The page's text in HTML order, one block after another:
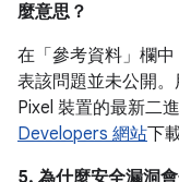
麼意思？
在「參考資料」 欄中
表該問題並未公開
Pixel 裝置的最新二
Developers 網站下
5. 為什麼安全漏洞